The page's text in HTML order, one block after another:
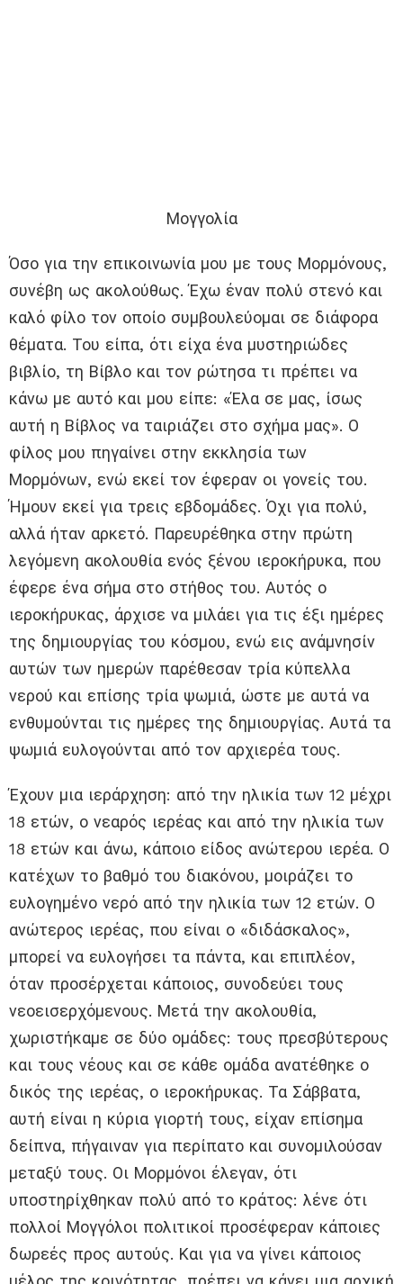
Μογγολία
Όσο για την επικοινωνία μου με τους Μορμόνους,
συνέβη ως ακολούθως. Έχω έναν πολύ στενό και
καλό φίλο τον οποίο συμβουλεύομαι σε διάφορα
θέματα. Του είπα, ότι είχα ένα μυστηριώδες
βιβλίο, τη Βίβλο και τον ρώτησα τι πρέπει να
κάνω με αυτό και μου είπε: «Έλα σε μας, ίσως
αυτή η Βίβλος να ταιριάζει στο σχήμα μας». Ο
φίλος μου πηγαίνει στην εκκλησία των
Μορμόνων, ενώ εκεί τον έφεραν οι γονείς του.
Ήμουν εκεί για τρεις εβδομάδες. Όχι για πολύ,
αλλά ήταν αρκετό. Παρευρέθηκα στην πρώτη
λεγόμενη ακολουθία ενός ξένου ιεροκήρυκα, που
έφερε ένα σήμα στο στήθος του. Αυτός ο
ιεροκήρυκας, άρχισε να μιλάει για τις έξι ημέρες
της δημιουργίας του κόσμου, ενώ εις ανάμνησίν
αυτών των ημερών παρέθεσαν τρία κύπελλα
νερού και επίσης τρία ψωμιά, ώστε με αυτά να
ενθυμούνται τις ημέρες της δημιουργίας. Αυτά τα
ψωμιά ευλογούνται από τον αρχιερέα τους.
Έχουν μια ιεράρχηση: από την ηλικία των 12 μέχρι
18 ετών, ο νεαρός ιερέας και από την ηλικία των
18 ετών και άνω, κάποιο είδος ανώτερου ιερέα. Ο
κατέχων το βαθμό του διακόνου, μοιράζει το
ευλογημένο νερό από την ηλικία των 12 ετών. Ο
ανώτερος ιερέας, που είναι ο «διδάσκαλος»,
μπορεί να ευλογήσει τα πάντα, και επιπλέον,
όταν προσέρχεται κάποιος, συνοδεύει τους
νεοεισερχόμενους. Μετά την ακολουθία,
χωριστήκαμε σε δύο ομάδες: τους πρεσβύτερους
και τους νέους και σε κάθε ομάδα ανατέθηκε ο
δικός της ιερέας, ο ιεροκήρυκας. Τα Σάββατα,
αυτή είναι η κύρια γιορτή τους, είχαν επίσημα
δείπνα, πήγαιναν για περίπατο και συνομιλούσαν
μεταξύ τους. Οι Μορμόνοι έλεγαν, ότι
υποστηρίχθηκαν πολύ από το κράτος: λένε ότι
πολλοί Μογγόλοι πολιτικοί προσέφεραν κάποιες
δωρεές προς αυτούς. Και για να γίνει κάποιος